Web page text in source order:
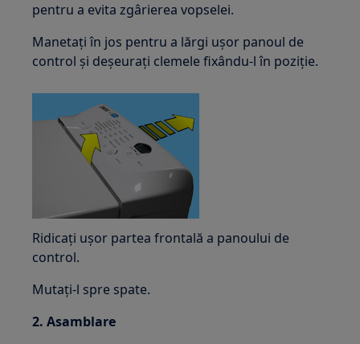
pentru a evita zgârierea vopselei.
Manetați în jos pentru a lărgi ușor panoul de
control și deșeurați clemele fixându-l în poziție.
Ridicați ușor partea frontală a panoului de
control.
Mutați-l spre spate.
2. Asamblare